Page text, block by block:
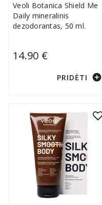
Veoli Botanica Shield Me
Daily mineralinis
dezodorantas, 50 ml.
14.90 €
PRIDĖTI add_circle